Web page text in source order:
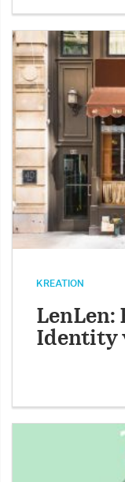
KREATION
LenLen:
Identity